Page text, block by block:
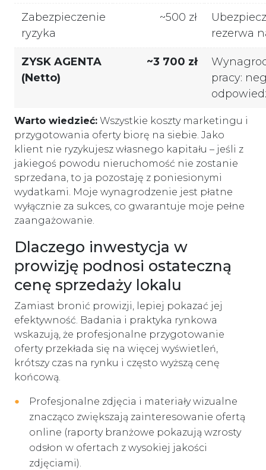
Zabezpieczenie
ryzyka
~500 zł
rezerwa
ZYSK AGENTA
(Netto)
~3 700 zł
pracy:
Warto wiedzieć: Wszystkie koszty marketingu i
przygotowania oferty biorę na siebie. Jako
klient nie ryzykujesz własnego kapitału – jeśli z
jakiegoś powodu nieruchomość nie zostanie
sprzedana, to ja pozostaję z poniesionymi
wydatkami. Moje wynagrodzenie jest płatne
wyłącznie za sukces, co gwarantuje moje pełne
zaangażowanie.
Dlaczego inwestycja w
prowizję podnosi ostateczną
cenę sprzedaży lokalu
Zamiast bronić prowizji, lepiej pokazać jej
efektywność. Badania i praktyka rynkowa
wskazują, że profesjonalne przygotowanie
oferty przekłada się na więcej wyświetleń,
krótszy czas na rynku i często wyższą cenę
końcową.
Profesjonalne zdjęcia i materiały wizualne
znacząco zwiększają zainteresowanie ofertą
online (raporty branżowe pokazują wzrosty
odsłon w ofertach z wysokiej jakości
zdjęciami).